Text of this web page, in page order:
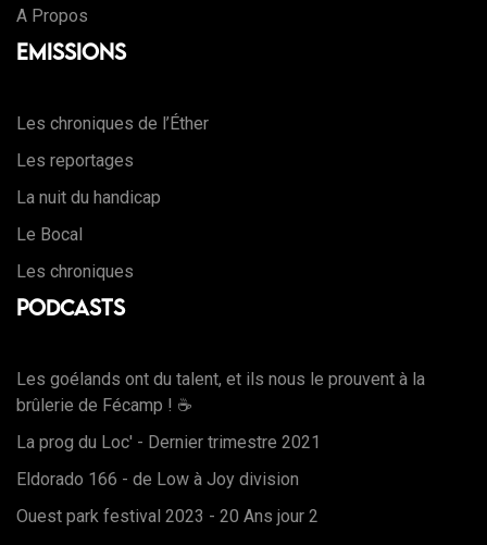
A Propos
Emissions
Les chroniques de l’Éther
Les reportages
La nuit du handicap
Le Bocal
Les chroniques
Podcasts
Les goélands ont du talent, et ils nous le prouvent à la
brûlerie de Fécamp ! ☕
La prog du Loc' - Dernier trimestre 2021
Eldorado 166 - de Low à Joy division
Ouest park festival 2023 - 20 Ans jour 2